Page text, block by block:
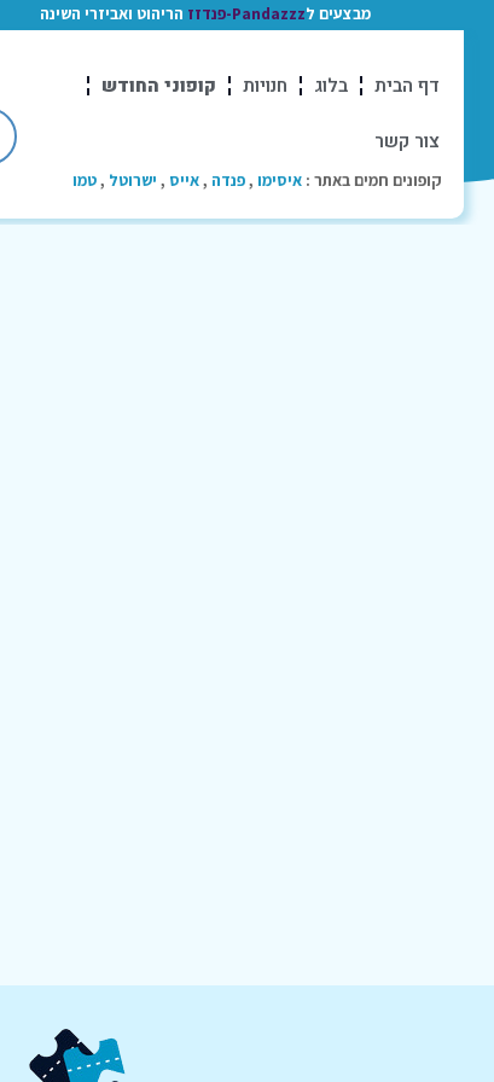
מבצעים לPandazzz-פנדזז הריהוט ואביזרי השינה
דף הבית בלוג חנויות קופוני החודש
צור קשר
קופונים חמים באתר : איסימו ,פנדה ,אייס , ישרוטל ,טמו